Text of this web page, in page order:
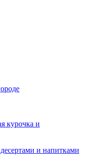
курочка и
и напитками